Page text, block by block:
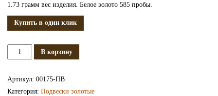
1.73 грамм вес изделия. Белое золото 585 пробы.
Купить в один клик
КоличествоВ корзину
Артикул: 00175-ПВ
Категория: Подвески золотые